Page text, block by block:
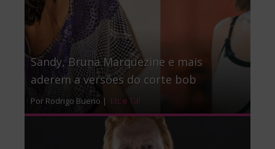
Sandy, Bruna Marquezine e mais
aderem a versões do corte bob
Por Rodrigo Bueno | Etc e Tal